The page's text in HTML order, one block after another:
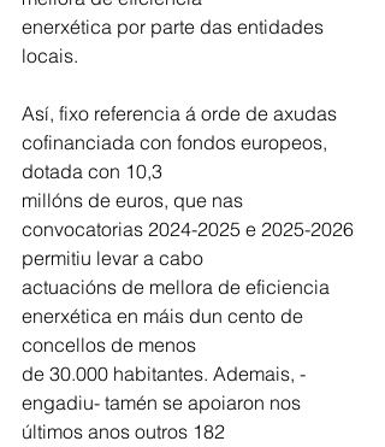
enerxética por parte das entidades
locais.
Así, fixo referencia á orde de axudas
cofinanciada con fondos europeos,
dotada con 10,3
millóns de euros, que nas
convocatorias 2024-2025 e 2025-2026
permitiu levar a cabo
actuacións de mellora de eficiencia
enerxética en máis dun cento de
concellos de menos
de 30.000 habitantes. Ademais, -
engadiu- tamén se apoiaron nos
últimos anos outros 182